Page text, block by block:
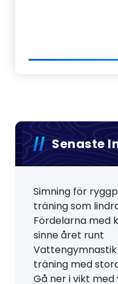
Senaste
Simning för
träning som
Fördelarna med
sinne året runt
träning med
Gå ner i vikt